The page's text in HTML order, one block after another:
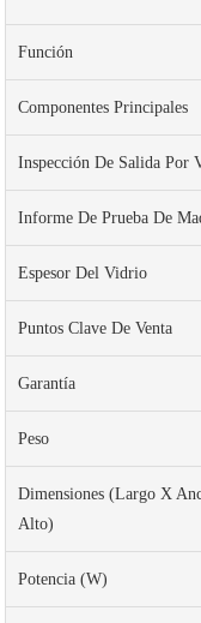
Función
Componentes Principales
Inspección De Salida Por
Informe De Prueba De
Espesor Del Vidrio
Puntos Clave De Venta
Garantía
Peso
Dimensiones (largo X
Alto)
Potencia (w)